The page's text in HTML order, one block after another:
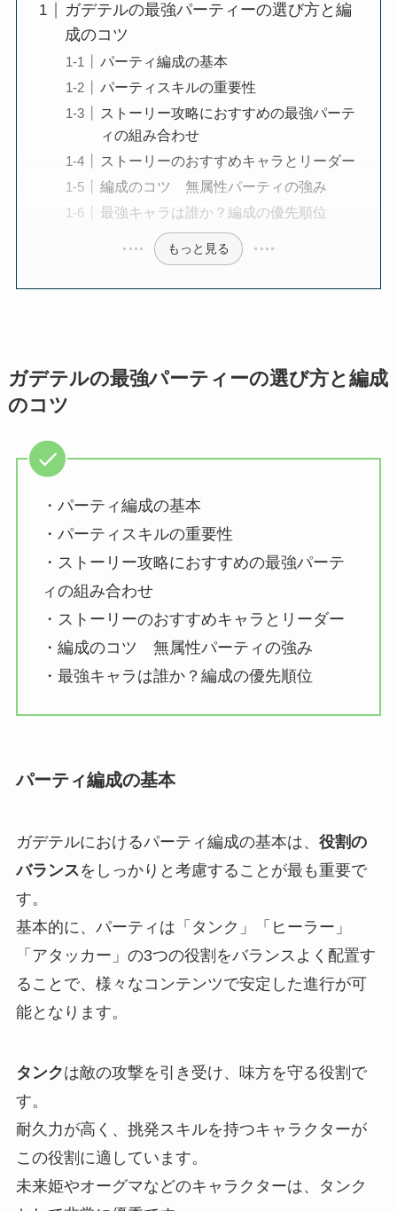
ガデテルの最強パーティーの選び方と編
成のコツ
パーティ編成の基本
パーティスキルの重要性
ストーリー攻略におすすめの最強パーテ
ィの組み合わせ
ストーリーのおすすめキャラとリーダー
編成のコツ 無属性パーティの強み
最強キャラは誰か？編成の優先順位
もっと見る
ガデテルの最強パーティーの選び方と編成
のコツ
・パーティ編成の基本
・パーティスキルの重要性
・ストーリー攻略におすすめの最強パーテ
ィの組み合わせ
・ストーリーのおすすめキャラとリーダー
・編成のコツ 無属性パーティの強み
・最強キャラは誰か？編成の優先順位
パーティ編成の基本
ガデテルにおけるパーティ編成の基本は、 役割の
バランスをしっかりと考慮することが最も重要で
す。
基本的に、パーティは「タンク」「ヒーラー」
「アタッカー」の3つの役割をバランスよく配置す
ることで、様々なコンテンツで安定した進行が可
能となります。
タンクは敵の攻撃を引き受け、味方を守る役割で
す。
耐久力が高く、挑発スキルを持つキャラクターが
この役割に適しています。
未来姫やオーグマなどのキャラクターは、タンク